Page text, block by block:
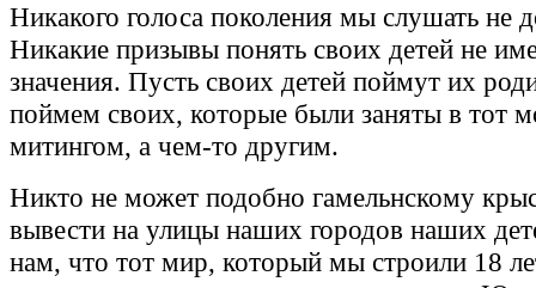
Никакого голоса поколения мы слушать не
Никакие призывы понять своих детей не
значения. Пусть своих детей поймут их
поймем своих, которые были заняты в тот
митингом, а чем-то другим.
Никто не может подобно гамельнскому
вывести на улицы наших городов наших
нам, что тот мир, который мы строили 18